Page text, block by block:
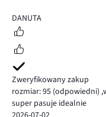
5
DANUTA
Zweryfikowany zakup
rozmiar: 95 (odpowiedni) ,
super pasuje idealnie